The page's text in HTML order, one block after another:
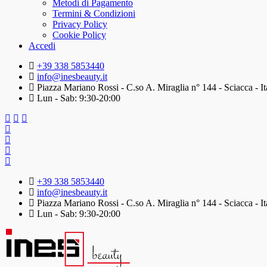
Metodi di Pagamento
Termini & Condizioni
Privacy Policy
Cookie Policy
Accedi
+39 338 5853440
info@inesbeauty.it
Piazza Mariano Rossi - C.so A. Miraglia n° 144 - Sciacca -
Lun - Sab: 9:30-20:00
+39 338 5853440
info@inesbeauty.it
Piazza Mariano Rossi - C.so A. Miraglia n° 144 - Sciacca -
Lun - Sab: 9:30-20:00